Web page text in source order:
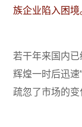
族企业陷入困境
若干年来国内
辉煌一时后迅
疏忽了市场的变